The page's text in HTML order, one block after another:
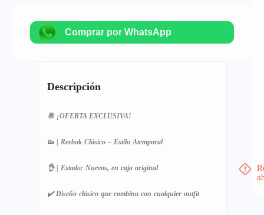
Comprar por WhatsApp
Descripción
🎯 ¡OFERTA EXCLUSIVA!
👟 | Reebok Clásico – Estilo Atemporal
👌 | Estado: Nuevos, en caja original
✔️ Diseño clásico que combina con cualquier outfit